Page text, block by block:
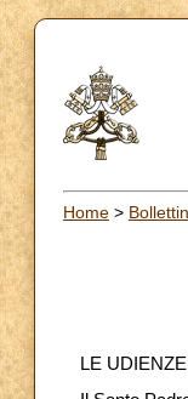
Home >
LE UDIENZE